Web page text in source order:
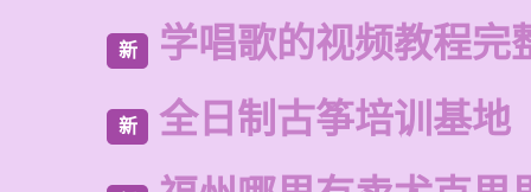
新 学唱歌的视频教程完
新 全日制古筝培训基地